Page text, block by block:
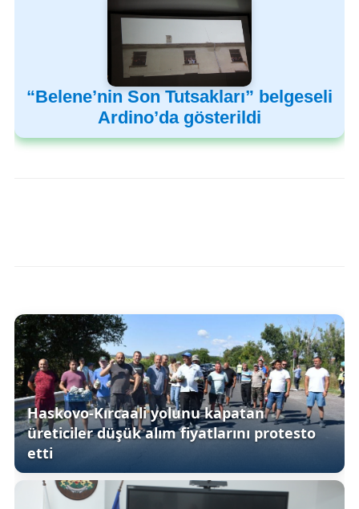
“Belene’nin Son Tutsakları” belgeseli
Ardino’da gösterildi
Haskovo-Kırcaali yolunu kapatan
üreticiler düşük alım fiyatlarını protesto
etti